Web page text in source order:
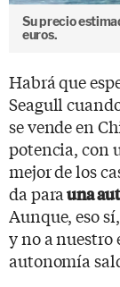
Su precio
euros.
Habrá que
Seagull
se vende en
potencia, con
mejor de los
da para una
Aunque, eso
y no a nuestro
autonomía